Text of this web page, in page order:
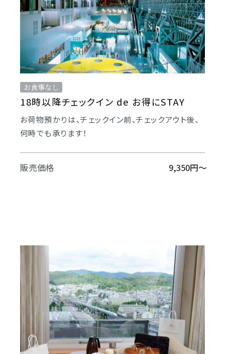
18時以降チェックイン de お得にSTAY
お食事なし
お荷物預かりは、チェックイン前、チェックアウト後、
何時でも承ります！
販売価格 9,350円～